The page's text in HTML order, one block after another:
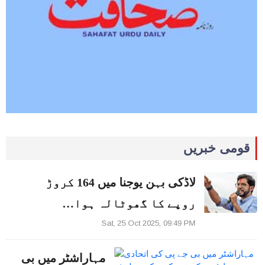
قومی خبریں
لاڈکی بہن یوجنا میں 164 کروڑ
روپے کا گھوٹالہ ہوا…
Sat, 25 Oct 2025, 09:49 PM
مہاراشٹر میں بی